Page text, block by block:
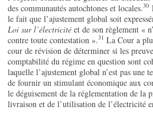
des communautés autochtones et locales.30
le fait que l’ajustement global soit
Loi sur l’électricitéet de son règlement «
contre toute contestation ».31 La Cour a
cour de révision de déterminer si les
comptabilité du régime en question sont
laquelle l’ajustement global n’est pas une
de fournir un stimulant économique aux
le déguisement de la réglementation de la
livraison et de l’utilisation de l’électricité